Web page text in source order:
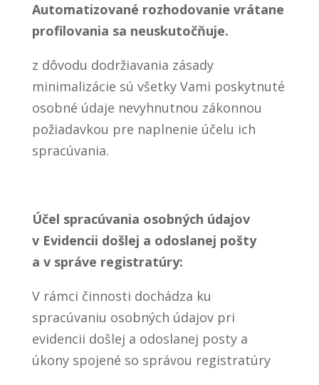
Automatizované rozhodovanie vrátane
profilovania sa neuskutočňuje.
z dôvodu dodržiavania zásady
minimalizácie sú všetky Vami poskytnuté
osobné údaje nevyhnutnou zákonnou
požiadavkou pre naplnenie účelu ich
spracúvania.
Účel spracúvania osobných údajov
v Evidencii došlej a odoslanej pošty
a v správe registratúry:
V rámci činnosti dochádza ku
spracúvaniu osobných údajov pri
evidencii došlej a odoslanej posty a
úkony spojené so správou registratúry